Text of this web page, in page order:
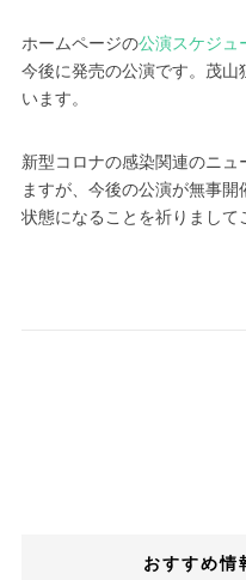
ホームページの公演スケジュ
今後に発売の公演です。茂
います。
新型コロナの感染関連のニ
ますが、今後の公演が無事
状態になることを祈りまし
おすすめ情